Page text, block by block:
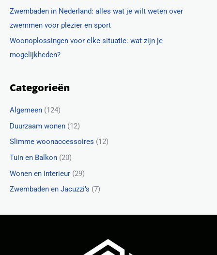
Zwembaden in Nederland: alles wat je wilt weten over
zwemmen voor plezier en sport
Woonoplossingen voor elke situatie: wat zijn je
mogelijkheden?
Categorieën
Algemeen (124)
Duurzaam wonen (12)
Slimme woonaccessoires (12)
Tuin en Balkon (20)
Wonen en Interieur (29)
Zwembaden en Jacuzzi’s (7)